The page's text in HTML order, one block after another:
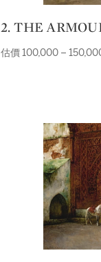
2. THE
估價 100,000 –